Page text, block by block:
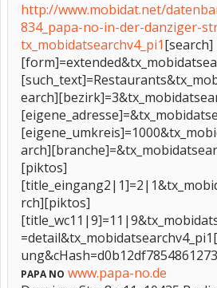
http://www.mobidat.net/
834_papa-no-in-der-danziger-
tx_mobidatsearchv4_pi1[search]
[piktos]
rch][piktos]
PAPA NO www.papa-no.de